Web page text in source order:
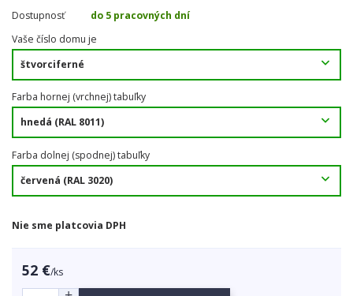
Dostupnosť
do 5 pracovných dní
Vaše číslo domu je
Farba hornej (vrchnej) tabuľky
Farba dolnej (spodnej) tabuľky
Nie sme platcovia DPH
52 €/ks